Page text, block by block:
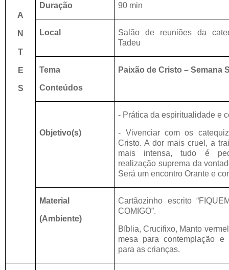
A
N
T
E
S
Duração 90 min
Local
Salão de reuniões da
Tadeu
Tema
Conteúdos
Paixão de Cristo – Semana
Objetivo(s)
- Prática da espiritualidade e
- Vivenciar com os
Cristo. A dor mais cruel, a
mais intensa, tudo é
realização suprema da
Será um encontro Orante e
Material
(Ambiente)
Cartãozinho escrito
COMIGO”.
Bíblia, Crucifixo, Manto
mesa para contemplação e
para as crianças.